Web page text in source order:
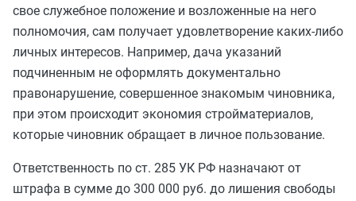
свое служебное положение и возложенные на него
полномочия, сам получает удовлетворение каких-либо
личных интересов. Например, дача указаний
подчиненным не оформлять документально
правонарушение, совершенное знакомым чиновника,
при этом происходит экономия стройматериалов,
которые чиновник обращает в личное пользование.
Ответственность по ст. 285 УК РФ назначают от
штрафа в сумме до 300 000 руб. до лишения свободы